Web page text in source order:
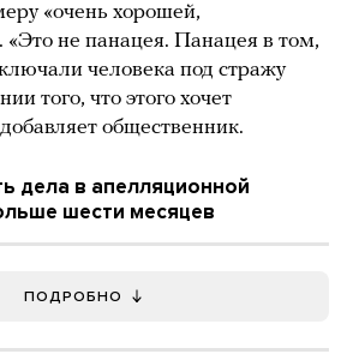
«очень хорошей,
«Это не панацея. Панацея в том,
человека под стражу
того, что этого хочет
общественник.
дела в апелляционной
шести месяцев
ПОДРОБНО